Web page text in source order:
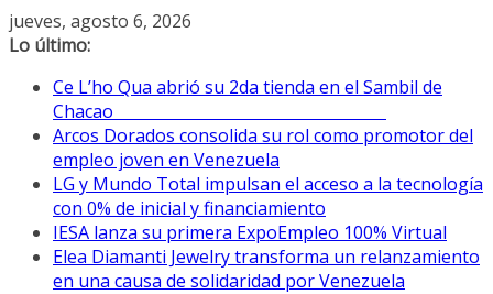
Saltar
al
jueves, agosto 6, 2026
Lo último:
Ce L’ho Qua abrió su 2da tienda en el Sambil de
Chacao
Arcos Dorados consolida su rol como promotor del
empleo joven en Venezuela
LG y Mundo Total impulsan el acceso a la tecnología
con 0% de inicial y financiamiento
IESA lanza su primera ExpoEmpleo 100% Virtual
Elea Diamanti Jewelry transforma un relanzamiento
en una causa de solidaridad por Venezuela